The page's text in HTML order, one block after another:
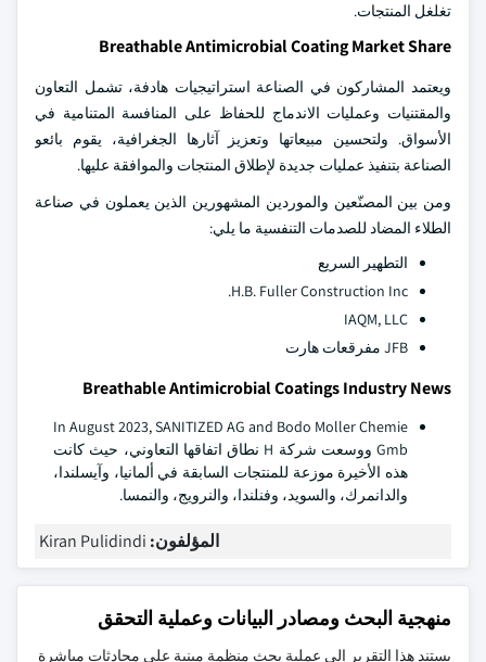
تغلغل المنتجات.
Breathable Antimicrobial Coating Market Share
ويعتمد المشاركون في الصناعة استراتيجيات هادفة، تشمل التعاون
والمقتنيات وعمليات الاندماج للحفاظ على المنافسة المتنامية في
الأسواق. ولتحسين مبيعاتها وتعزيز آثارها الجغرافية، يقوم بائعو
الصناعة بتنفيذ عمليات جديدة لإطلاق المنتجات والموافقة عليها.
ومن بين المصنّعين والموردين المشهورين الذين يعملون في صناعة
الطلاء المضاد للصدمات التنفسية ما يلي:
التطهير السريع
H.B. Fuller Construction Inc.
IAQM, LLC
JFB مفرقعات هارت
Breathable Antimicrobial Coatings Industry News
In August 2023, SANITIZED AG and Bodo Moller Chemie
Gmb ووسعت شركة H نطاق اتفاقها التعاوني، حيث كانت
هذه الأخيرة موزعة للمنتجات السابقة في ألمانيا، وآيسلندا،
والدانمرك، والسويد، وفنلندا، والنرويج، والنمسا.
المؤلفون: Kiran Pulidindi
منهجية البحث ومصادر البيانات وعملية التحقق
يستند هذا التقرير إلى عملية بحث منظمة مبنية على محادثات مباشرة